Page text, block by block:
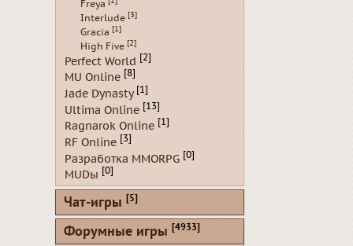
Freya
Interlude [3]
Gracia [1]
High Five [2]
Perfect World [2]
MU Online [8]
Jade Dynasty [1]
Ultima Online [13]
Ragnarok Online [1]
RF Online [3]
Разработка MMORPG [0]
MUDы [0]
Чат-игры [5]
Форумные игры [4933]